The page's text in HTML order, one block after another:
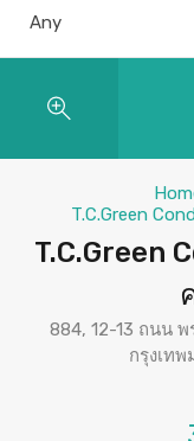
Any
T.C.Green
T.C.Green
884, 12-13 ถนน พ
กรุงเท